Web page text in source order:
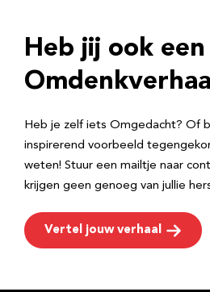
r
e
Heb jij ook een
Heb je zelf iets Omgedacht? Of
inspirerend voorbeeld
weten! Stuur een mailtje naar
krijgen geen genoeg van jullie
Vertel jouw verhaal